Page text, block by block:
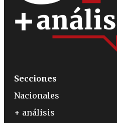
Secciones
Nacionales
+ análisis